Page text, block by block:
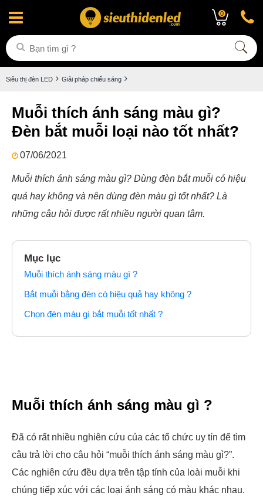
0
Siêu thị đèn LED Giải pháp chiếu sáng
Muỗi thích ánh sáng màu gì?
Đèn bắt muỗi loại nào tốt nhất?
07/06/2021
Muỗi thích ánh sáng màu gì? Dùng đèn bắt muỗi có hiệu
quả hay không và nên dùng đèn màu gì tốt nhất? Là
những câu hỏi được rất nhiều người quan tâm.
Mục lục
Muỗi thích ánh sáng màu gì ?
Bắt muỗi bằng đèn có hiệu quả hay không ?
Chọn đèn màu gì bắt muỗi tốt nhất ?
Muỗi thích ánh sáng màu gì ?
Đã có rất nhiều nghiên cứu của các tổ chức uy tín để tìm
câu trả lời cho câu hỏi “muỗi thích ánh sáng màu gì?”.
Các nghiên cứu đều dựa trên tập tính của loài muỗi khi
chúng tiếp xúc với các loại ánh sáng có màu khác nhau.